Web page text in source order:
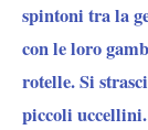
spintoni tra la
con le loro
rotelle. Si
piccoli